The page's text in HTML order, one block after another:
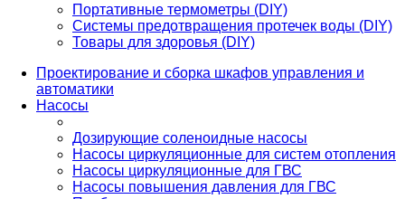
Портативные термометры (DIY)
Системы предотвращения протечек воды (DIY)
Товары для здоровья (DIY)
Проектирование и сборка шкафов управления и
автоматики
Насосы
Дозирующие соленоидные насосы
Насосы циркуляционные для систем отопления
Насосы циркуляционные для ГВС
Насосы повышения давления для ГВС